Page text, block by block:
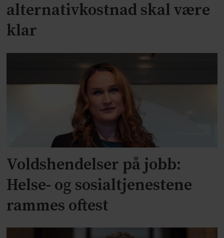
alternativkostnad skal være
klar
Voldshendelser på jobb:
Helse- og sosialtjenestene
rammes oftest